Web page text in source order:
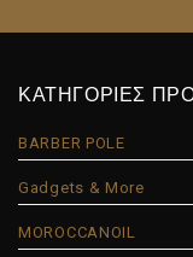
ΚΑΤΗΓΟΡΙΕΣ
BARBER POLE
Gadgets & More
MOROCCANOIL